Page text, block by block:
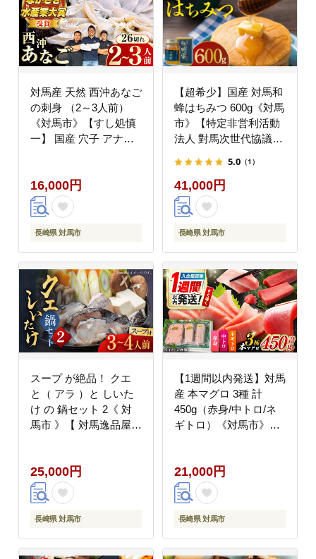
対馬産 天然 西沖あなご
の刺身 （2～3人前）
《対馬市》【すし処慎
一】 国産 穴子 アナゴ
16,000円
長崎県 対馬市
【超希少】国産 対馬和
蜂はちみつ 600g《対馬
市》【特定非営利活動
法人 對馬次世代協議会
ちみつ ハチミツ 蜂蜜
国産 長崎 非加熱 日本
ミツバチ 二ホンミツバ
チ 日本蜜蜂 百花蜜 常
温 [WAM010]
5.0 （1）
41,000円
長崎県 対馬市
スープ が絶品！ クエ
と（ アラ ）と しいた
け の 鍋セット 2《 対
馬市 》【 対馬逸品屋
25,000円
長崎県 対馬市
【1週間以内発送】対馬
産 本マグロ 3種 計
450g（赤身/中トロ/ネ
ギトロ）《対馬市》
マグロ 養殖 トロ 中ト
ロ 中とろ 赤身 ねぎと
ろ ネギトロ たたき 刺
身 冷凍 海鮮 魚 柵 お祝
最速発送 最短発送
21,000円
長崎県 対馬市